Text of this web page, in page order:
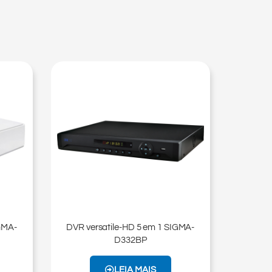
DVR versatile-HD 5 em 1 SIGMA-
D332BP​​
LEIA MAIS